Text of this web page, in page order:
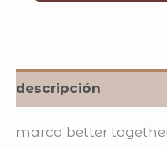
descripción
marca better